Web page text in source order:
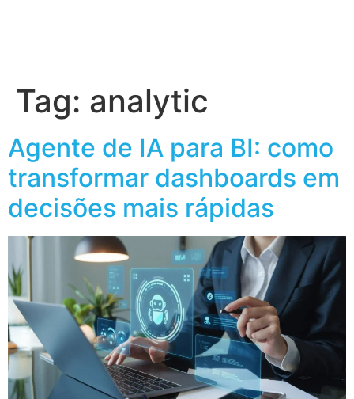
Tag: analytic
Agente de IA para BI: como
transformar dashboards em
decisões mais rápidas